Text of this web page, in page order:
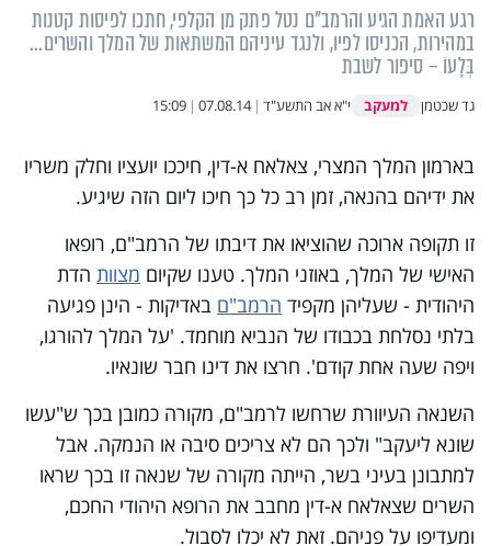
רגע האמת הגיע והרמב"ם נטל פתק מן הקלפי, חתכו לפיסות קטנות
במהירות, הכניסו לפיו, ולנגד עיניהם המשתאות של המלך והשרים...
בְּלָעוֹ – סיפור לשבת
גד שכטמן למעקב י"א אב התשע"ד |
07.08.14
|
15:09
בארמון המלך המצרי, צאלאח א-דין, חיככו יועציו וחלק משריו
את ידיהם בהנאה, זמן רב כל כך חיכו ליום הזה שיגיע.
זו תקופה ארוכה שהוציאו את דיבתו של הרמב"ם, רופאו
האישי של המלך, באוזני המלך. טענו שקיום מצוות הדת
היהודית - שעליהן מקפיד הרמב"ם באדיקות - הינן פגיעה
בלתי נסלחת בכבודו של הנביא מוחמד. 'על המלך להורגו,
ויפה שעה אחת קודם'. חרצו את דינו חבר שונאיו.
השנאה העיוורת שרחשו לרמב"ם, מקורה כמובן בכך ש"עשו
שונא ליעקב" ולכך הם לא צריכים סיבה או הנמקה. אבל
למתבונן בעיני בשר, הייתה מקורה של שנאה זו בכך שראו
השרים שצאלאח א-דין מחבב את הרופא היהודי החכם,
ומעדיפו על פניהם. זאת לא יכלו לסבול.